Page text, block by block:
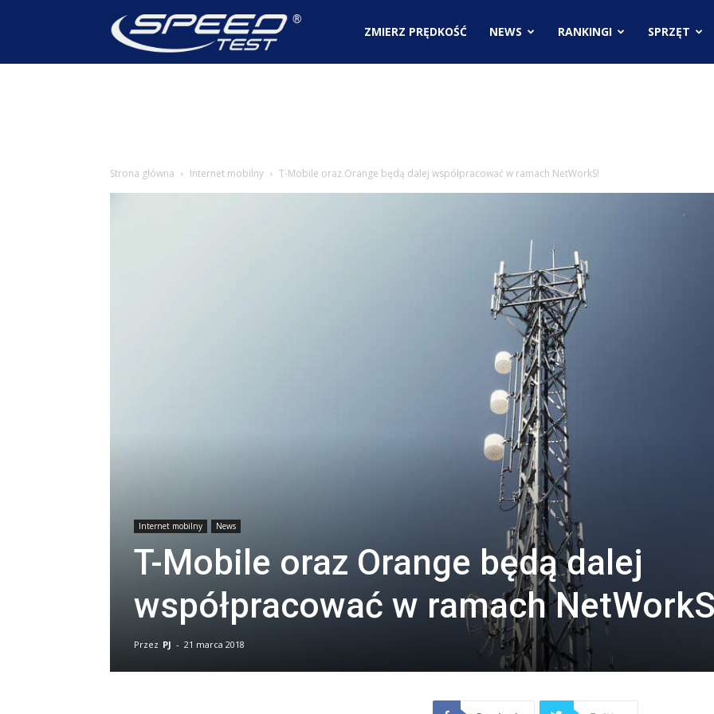
SpeedTest.plZMIERZ PRĘDKOŚĆ NEWS RANKINGI SPRZĘT
Strona główna Internet mobilny T-Mobile oraz Orange będą dalej współpracować w ramach NetWorkS!
Internet mobilny News
T-Mobile oraz Orange będą dalej
współpracować w ramach
Przez PJ - 21 marca 2018